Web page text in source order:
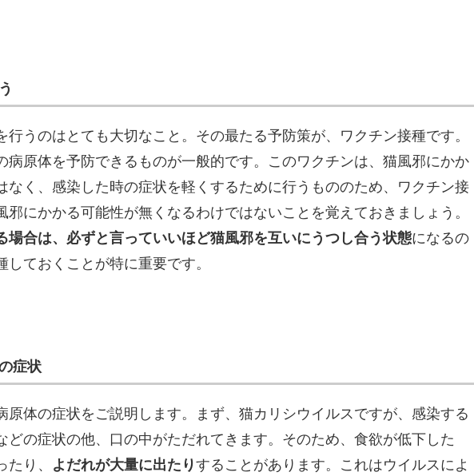
うのはとても大切なこと。その最たる予防策が、ワクチン接種です。
病原体を予防できるものが一般的です。このワクチンは、猫風邪にかか
なく、感染した時の症状を軽くするために行うもののため、ワクチン接
にかかる可能性が無くなるわけではないことを覚えておきましょう。
場合は、必ずと言っていいほど猫風邪を互いにうつし合う状態になるの
ておくことが特に重要です。
症状
原体の症状をご説明します。まず、猫カリシウイルスですが、感染する
どの症状の他、口の中がただれてきます。そのため、食欲が低下した
り、 よだれが大量に出たりすることがあります。これはウイルスによ